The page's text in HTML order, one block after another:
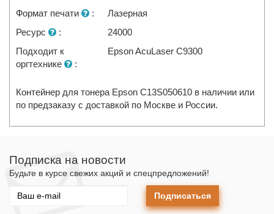
Формат печати
:
Лазерная
Ресурс
:
24000
Подходит к
оргтехнике
:
Epson AcuLaser C9300
Контейнер для тонера Epson C13S050610 в наличии или
по предзаказу с доставкой по Москве и России.
Подписка на новости
Будьте в курсе свежих акций и спецпредложений!
Подписаться